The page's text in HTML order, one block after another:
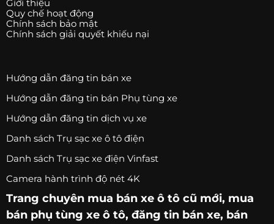
Giới thiệu
Quy chế hoạt động
Chính sách bảo mật
Chính sách giải quyết khiếu nại
Hướng dẫn đăng tin bán xe
Hướng dẫn đăng tin bán Phụ tùng xe
Hướng dẫn đăng tin dịch vụ xe
Danh sách Trụ sạc xe ô tô điện
Danh sách Trụ sạc xe điện Vinfast
Camera hành trình độ nét 4K
Trang chuyên mua bán xe ô tô cũ mới, mua
bán phụ tùng xe ô tô, đăng tin bán xe, bán